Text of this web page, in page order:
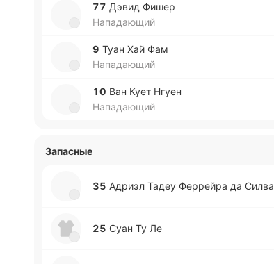
77 Дэвид Фишер
Нападающий
9 Туан Хай Фам
Нападающий
10 Ван Кует Нгуен
Нападающий
Запасные
35 Адриэл Тадеу Фе­ррей­ра да Силва
25 Суан Ту Ле